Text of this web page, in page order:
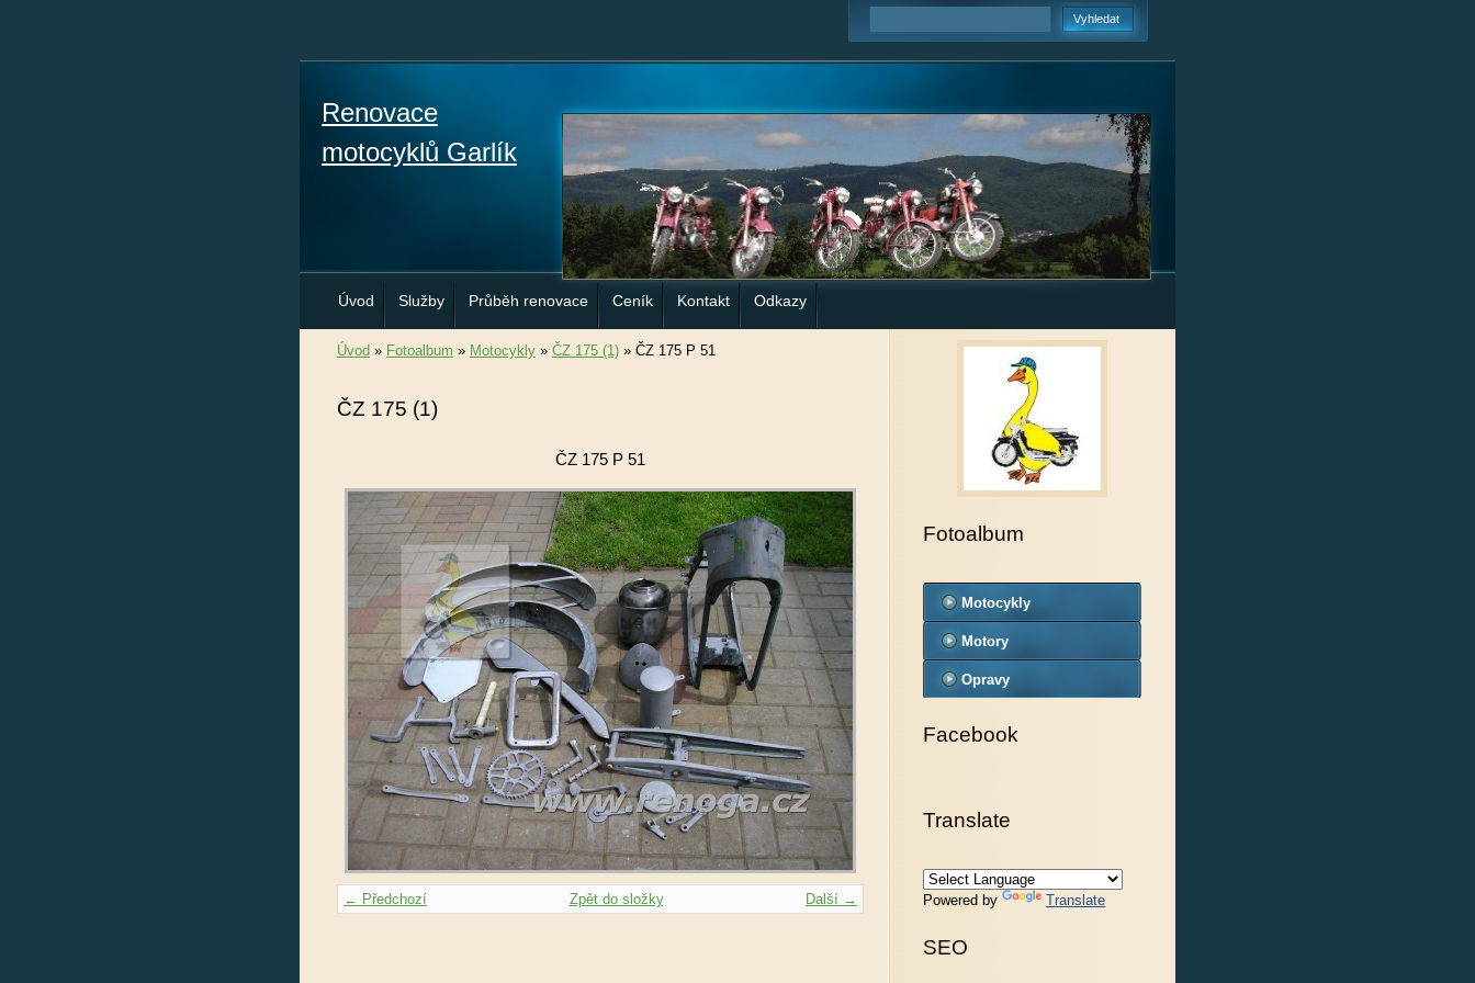
Renovace
motocyklů Garlík
Úvod Služby Průběh renovace Ceník Kontakt Odkazy
Úvod » Fotoalbum » Motocykly » ČZ 175 (1) » ČZ 175 P 51
ČZ 175 (1)
ČZ 175 P 51
← Předchozí Další →
Zpět do složky
Fotoalbum
Motocykly
Motory
Opravy
Facebook
Translate
Powered by Translate
SEO